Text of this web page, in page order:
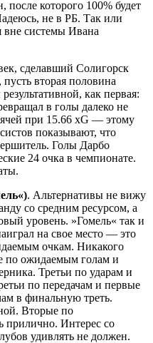
которого 100% будет
не в РБ. Так или
вне системы Ивана
сделавший Солигорск
вторая половина
как первая:
в голы далеко не
при 15.66 xG — этому
показывают, что
Голы Дарбо
24 очка в чемпионате.
. Альтернативы не вижу
со средним ресурсом, а
уровень. »Гомель« так и
на свое место — это
очкам. Никакого
по ожидаемым голам и
Третьи по ударам и
по передачам и первые
в финальную треть.
Вторые по
прилично. Интерес со
удивлять не должен.